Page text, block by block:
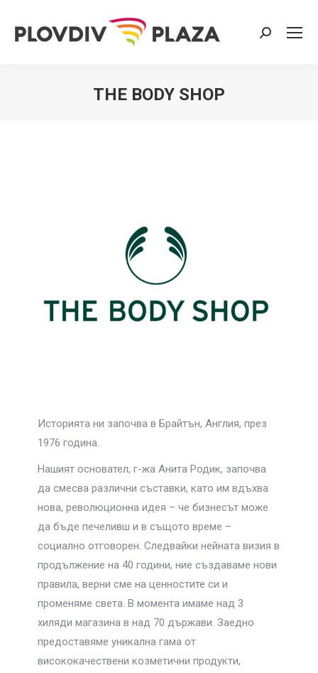
Search:
THE BODY SHOP
Историята ни започва в Брайтън, Англия, през
1976 година.
Нашият основател, г-жа Анита Родик, започва
да смесва различни съставки, като им вдъхва
нова, революционна идея – че бизнесът може
да бъде печеливш и в същото време –
социално отговорен. Следвайки нейната визия в
продължение на 40 години, ние създаваме нови
правила, верни сме на ценностите си и
променяме света. В момента имаме над 3
хиляди магазина в над 70 държави. Заедно
предоставяме уникална гама от
висококачествени козметични продукти,